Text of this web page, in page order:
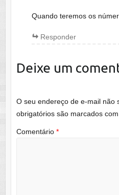
Quando teremos os
Responder
Deixe um
O seu endereço de e-mail não
obrigatórios são marcados com
Comentário *